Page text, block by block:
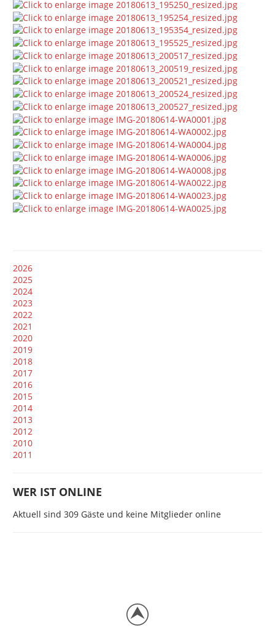
2026
2025
2024
2023
2022
2021
2020
2019
2018
2017
2016
2015
2014
2013
2012
2010
2011
WER IST ONLINE
Aktuell sind 309 Gäste und keine Mitglieder online